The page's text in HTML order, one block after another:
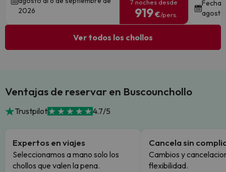
2026
7 noches desde
919€/pers.
Ver todos los chollos
Ventajas de reservar en Buscounchollo
Trustpilot 4.7/5
Expertos en viajes
Seleccionamos a mano solo los
chollos que valen la pena.
Cancela sin
Cambios y
flexibilidad.